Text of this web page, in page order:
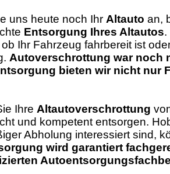
uns heute noch Ihr Altauto an,
Entsorgung Ihres Altautos.
Ihr Fahrzeug fahrbereit ist
Autoverschrottung war noch
bieten wir nicht nur
Ihre Altautoverschrottung
und kompetent entsorgen.
Abholung interessiert sind,
wird garantiert